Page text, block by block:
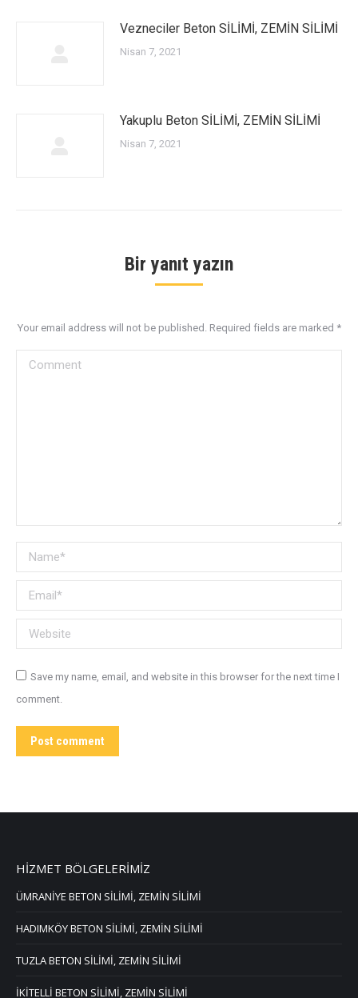
Vezneciler Beton SİLİMİ, ZEMİN SİLİMİ
Nisan 7, 2021
Yakuplu Beton SİLİMİ, ZEMİN SİLİMİ
Nisan 7, 2021
Bir yanıt yazın
Your email address will not be published. Required fields are marked *
Comment
Name *
Email *
Website
Save my name, email, and website in this browser for the next time I
comment.
Post comment
HİZMET BÖLGELERİMİZ
ÜMRANİYE BETON SİLİMİ, ZEMİN SİLİMİ
HADIMKÖY BETON SİLİMİ, ZEMİN SİLİMİ
TUZLA BETON SİLİMİ, ZEMİN SİLİMİ
İKİTELLİ BETON SİLİMİ, ZEMİN SİLİMİ